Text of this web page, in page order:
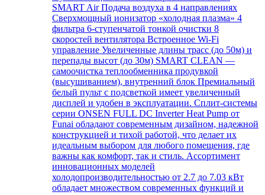
SMART Air Подача воздуха в 4 направлениях
Сверхмощный ионизатор «холодная плазма» 4
фильтра 6-ступенчатой тонкой очистки 8
скоростей вентилятора Встроенное Wi-Fi
управление Увеличенные длины трасс (до 50м) и
перепады высот (до 30м) SMART CLEAN —
самоочистка теплообменника продувкой
(высушиванием), внутренний блок Премиальный
белый пульт с подсветкой имеет увеличенный
дисплей и удобен в эксплуатации. Сплит-системы
серии ONSEN FULL DC Inverter Heat Pump от
Funai обладают современным дизайном, надежной
конструкцией и тихой работой, что делает их
идеальным выбором для любого помещения, где
важны как комфорт, так и стиль. Ассортимент
инновационных моделей
холодопроизводительностью от 2.7 до 7.03 кВт
обладает множеством современных функций и